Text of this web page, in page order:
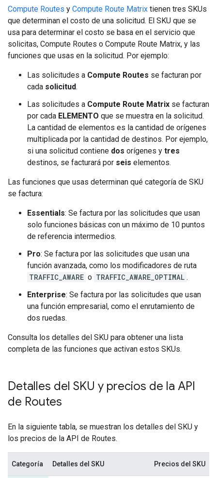
Compute Routes y Compute Route Matrix tienen tres SKUs
que determinan el costo de una solicitud. El SKU que se
usa para determinar el costo se basa en el servicio que
solicitas, Compute Routes o Compute Route Matrix, y las
funciones que usas en la solicitud. Por ejemplo:
Las solicitudes a Compute Routes se facturan por
cada solicitud.
Las solicitudes a Compute Route Matrix se facturan
por cada ELEMENTO que se muestra en la solicitud.
La cantidad de elementos es la cantidad de orígenes
multiplicada por la cantidad de destinos. Por ejemplo,
si una solicitud contiene dos orígenes y tres
destinos, se facturará por seis elementos.
Las funciones que usas determinan qué categoría de SKU
se factura:
Essentials: Se factura por las solicitudes que usan
solo funciones básicas con un máximo de 10 puntos
de referencia intermedios.
Pro: Se factura por las solicitudes que usan una
función avanzada, como los modificadores de ruta
TRAFFIC_AWARE o TRAFFIC_AWARE_OPTIMAL .
Enterprise: Se factura por las solicitudes que usan
una función empresarial, como el enrutamiento de
dos ruedas.
Consulta los detalles del SKU para obtener una lista
completa de las funciones que activan estos SKUs.
Detalles del SKU y precios de la API
de Routes
En la siguiente tabla, se muestran los detalles del SKU y
los precios de la API de Routes.
Categoría Detalles del SKU Precios del SKU